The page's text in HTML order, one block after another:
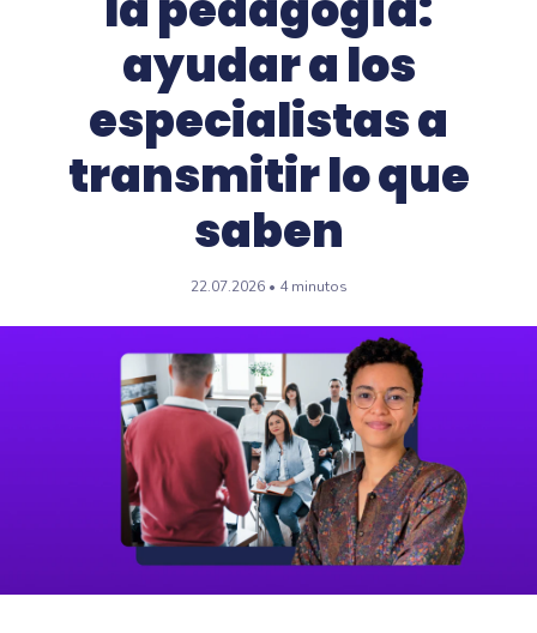
ayudar a los
especialistas a
transmitir lo que
saben
22.07.2026 • 4 minutos